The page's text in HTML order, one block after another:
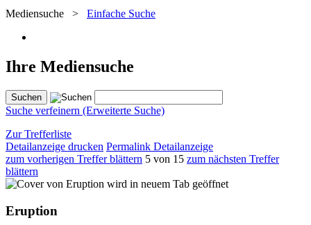
Mediensuche > Einfache Suche
Ihre Mediensuche
Suche verfeinern (Erweiterte Suche)
Zur Trefferliste
Detailanzeige drucken Permalink Detailanzeige
zum vorherigen Treffer blättern 5 von 15 zum nächsten Treffer
blättern
wird in neuem Tab geöffnet
Eruption